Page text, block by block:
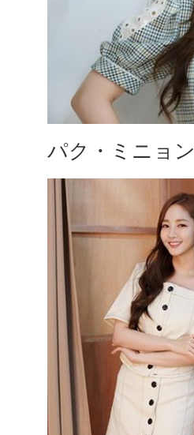
パク・ミニョン